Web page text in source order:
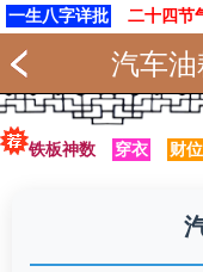
一生八字详批 二十四节
汽车
铁板神数 穿衣 财位